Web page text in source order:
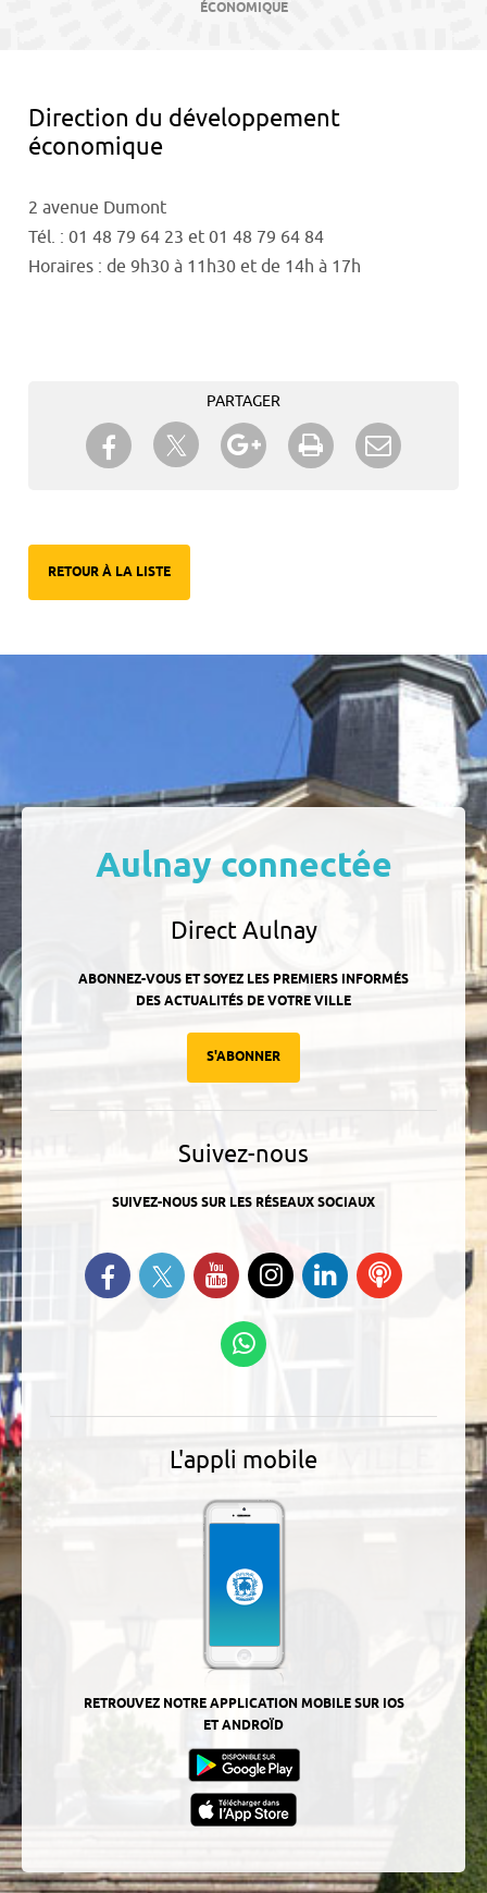
ÉCONOMIQUE
Direction du développement
économique
2 avenue Dumont
Tél. : 01 48 79 64 23 et 01 48 79 64 84
Horaires : de 9h30 à 11h30 et de 14h à 17h
PARTAGER
Partager sur Facebook
Partager sur TwitterPartager sur Google+
Imprimer
RETOUR À LA LISTE
Aulnay connectée
Direct Aulnay
ABONNEZ-VOUS ET SOYEZ LES PREMIERS INFORMÉS
DES ACTUALITÉS DE VOTRE VILLE
S'ABONNER
Suivez-nous
SUIVEZ-NOUS SUR LES RÉSEAUX SOCIAUX
Retrouvez-nous sur Facebook
Suivez-nous sur Twitter
Suivez-nous sur YouTube
Suivez-nous sur
Instagram
Retrouvez-
nous sur
Ecoutez
L'appli mobile
RETROUVEZ NOTRE APPLICATION MOBILE SUR IOS
ET ANDROÏD